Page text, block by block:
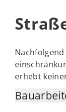
erhebt